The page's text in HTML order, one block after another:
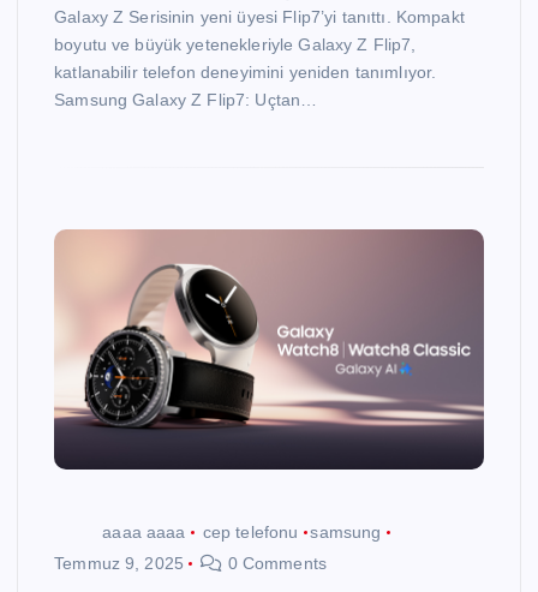
Galaxy Z Serisinin yeni üyesi Flip7’yi tanıttı. Kompakt
boyutu ve büyük yetenekleriyle Galaxy Z Flip7,
katlanabilir telefon deneyimini yeniden tanımlıyor.
Samsung Galaxy Z Flip7: Uçtan…
aaaa aaaa cep telefonu
samsung
Temmuz 9, 2025
0 Comments